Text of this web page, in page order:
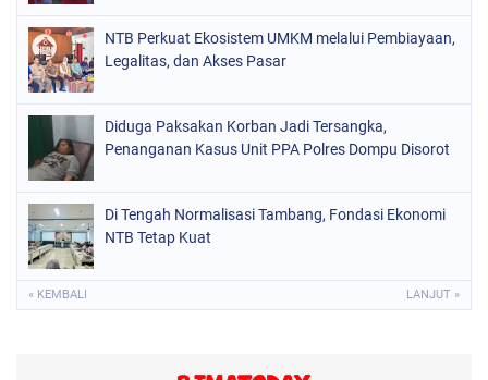
NTB Perkuat Ekosistem UMKM melalui Pembiayaan,
Legalitas, dan Akses Pasar
Diduga Paksakan Korban Jadi Tersangka,
Penanganan Kasus Unit PPA Polres Dompu Disorot
Di Tengah Normalisasi Tambang, Fondasi Ekonomi
NTB Tetap Kuat
« KEMBALI LANJUT »